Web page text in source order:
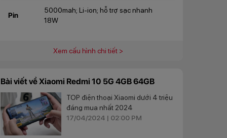
Pin
5000mah; Li-ion; hỗ trợ sạc nhanh
18W
Xem cấu hình chi tiết >
Bài viết về Xiaomi Redmi 10 5G 4GB 64GB
TOP điện thoại Xiaomi dưới 4 triệu
đáng mua nhất 2024
17/04/2024 | 02:00 PM